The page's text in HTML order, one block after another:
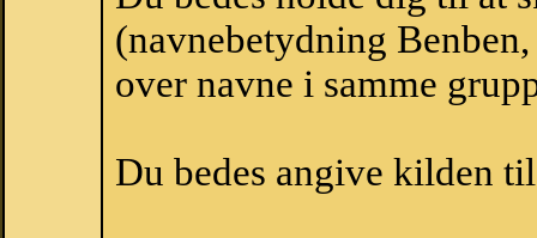
(navnebetydning
over navne i samme
Du bedes angive kilden